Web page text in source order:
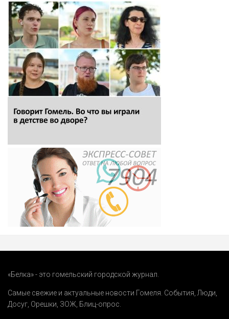
«Белка» - это гомельский городской журнал.
Самые свежие и актуальные новости Гомеля. События,Люди,
Досуг, Орешки, ЗОЖ, Блиц-опрос.